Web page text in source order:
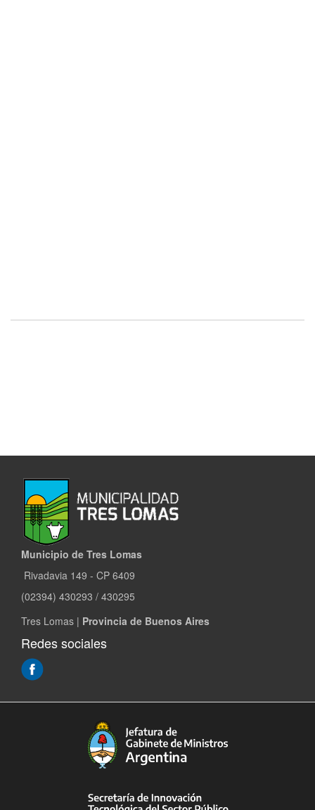
Municipio de Tres Lomas
Rivadavia 149 - CP 6409
(02394) 430293 / 430295
Tres Lomas | Provincia de Buenos Aires
Redes sociales